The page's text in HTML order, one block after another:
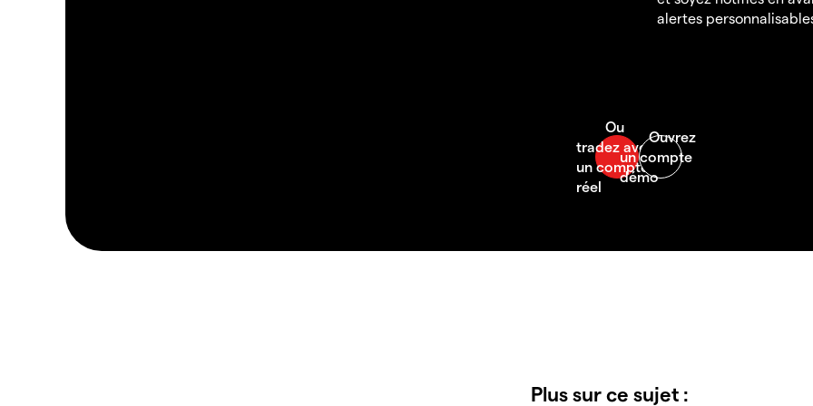
alertes
Plus sur ce sujet :